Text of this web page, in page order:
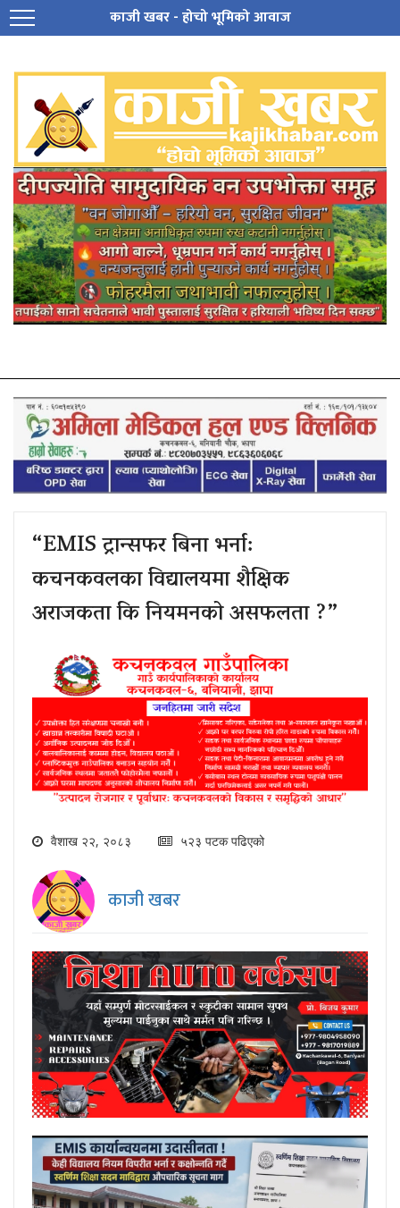
काजी खबर - होचो भूमिको आवाज
“EMIS ट्रान्सफर बिना भर्ना:
कचनकवलका विद्यालयमा शैक्षिक
अराजकता कि नियमनको असफलता ?”
वैशाख २२, २०८३ ५२३ पटक पढिएको
काजी खबर